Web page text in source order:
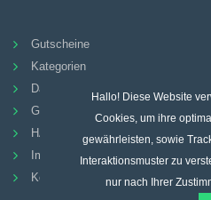
Hallo! Diese Website
Cookies, um ihre
gewährleisten, sowie
Interaktionsmuster zu
nur nach Ihrer
Gutscheine
Kategorien
Datenschutz-Bestimmungen
Geschäftsbedingungen
HÄUFIG GESTELLTE FRAGEN
Impressum
Kontakt